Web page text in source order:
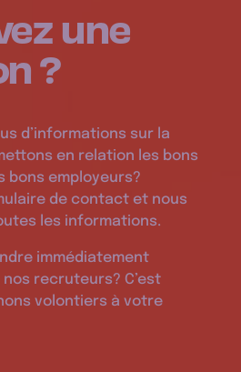
une
?
d’informations sur la
en relation les bons
bons employeurs?
de contact et nous
les informations.
immédiatement
recruteurs? C’est
volontiers à votre